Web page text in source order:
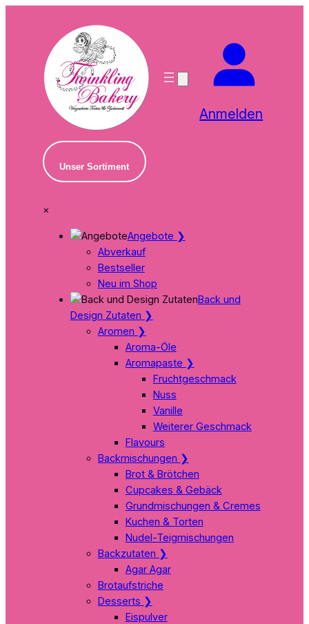
Anmelden
Unser Sortiment
×
Angebote ❯
Abverkauf
Bestseller
Neu im Shop
Back und
Design Zutaten ❯
Aromen ❯
Aroma-Öle
Aromapaste ❯
Fruchtgeschmack
Nuss
Vanille
Weiterer Geschmack
Flavours
Backmischungen ❯
Brot & Brötchen
Cupcakes & Gebäck
Grundmischungen & Cremes
Kuchen & Torten
Nudel-Teigmischungen
Backzutaten ❯
Agar Agar
Brotaufstriche
Desserts ❯
Eispulver